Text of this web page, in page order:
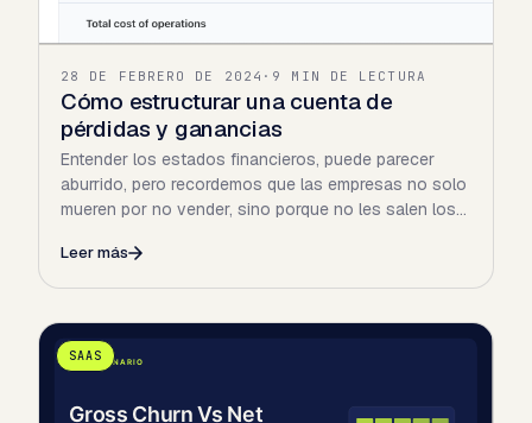
28 DE FEBRERO DE 2024 · 9 MIN DE LECTURA
Cómo estructurar una cuenta de
pérdidas y ganancias
Entender los estados financieros, puede parecer
aburrido, pero recordemos que las empresas no solo
mueren por no vender, sino porque no les salen los
Leer más
SAAS